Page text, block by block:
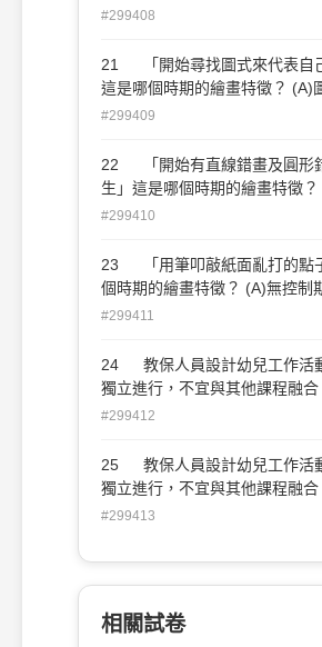
(B)前圖式期 (C)象徵期 (D)塗鴉
#299408
21 「開始尋找圖式來代表自
這是哪個時期的繪畫特徵？ (A)
前圖式期 (C)象徵期 (D)塗鴉期。
#299409
22 「開始有直線錯畫及圓形
生」這是哪個時期的繪畫特徵？
(B)前圖式期 (C)象徵期 (D)塗鴉
#299410
23 「用筆叩敲紙面亂打的點
個時期的繪畫特徵？ (A)無控制
期 (C)象徵期 (D)前圖式期。
#299411
24 教保人員設計幼兒工作活
獨立進行，不宜與其他課程融合
行獨立進行，宜與其它課程領域
制工作時使用的工具及材料的種
#299412
25 教保人員設計幼兒工作活
獨立進行，不宜與其他課程融合
兒臨摹的機會和較多的提示範作
(D)限制工作時使用的工具及材
數量。
#299413
相關試卷